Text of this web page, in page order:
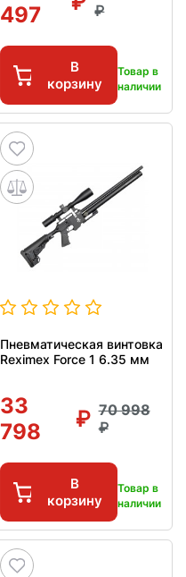
497
В
корзину
Товар в
наличии
Пневматическая винтовка
Reximex Force 1 6.35 мм
33
798
70 998
В
корзину
Товар в
наличии